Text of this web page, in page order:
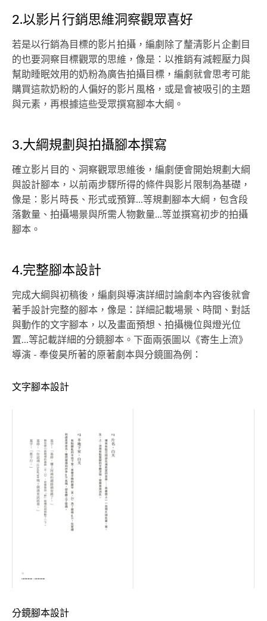
2.以影片行銷思維洞察觀眾喜好
若是以行銷為目標的影片拍攝，編劇除了釐清影片企劃目
的也要洞察目標觀眾的思維，像是：以推銷有減輕壓力與
幫助睡眠效用的奶粉為廣告拍攝目標，編劇就會思考可能
購買這款奶粉的人偏好的影片風格，或是會被吸引的主題
與元素，再根據這些受眾撰寫腳本大綱。
3.大綱規劃與拍攝腳本撰寫
確立影片目的、洞察觀眾思維後，編劇便會開始規劃大綱
與設計腳本，以前兩步驟所得的條件與影片限制為基礎，
像是：影片時長、形式或預算...等規劃腳本大綱，包含段
落數量、拍攝場景與所需人物數量...等並撰寫初步的拍攝
腳本。
4.完整腳本設計
完成大綱與初稿後，編劇與導演詳細討論劇本內容後就會
著手設計完整的腳本，像是：詳細記載場景、時間、對話
與動作的文字腳本，以及畫面預想、拍攝機位與燈光位
置...等記載詳細的分鏡腳本。下面兩張圖以《寄生上流》
導演 - 奉俊昊所著的原著劇本與分鏡圖為例：
文字腳本設計
分鏡腳本設計